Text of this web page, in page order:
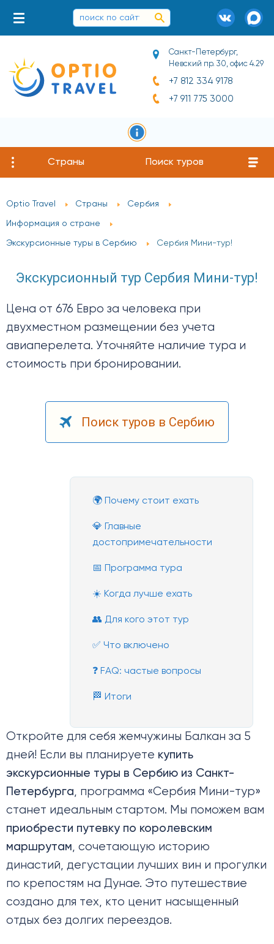
Санкт-Петербург,
Невский пр. 30, офис 4.29
+7 812 334 9178
+7 911 775 3000
Страны Поиск туров
Optio Travel Страны Сербия
Информация о стране
Экскурсионные туры в Сербию Сербия Мини-тур!
Экскурсионный тур Сербия Мини-тур!
Цена от 676 Евро за человека при
двухместном размещении без учета
авиаперелета. Уточняйте наличие тура и
стоимость при бронировании.
Поиск туров в Сербию
🌍 Почему стоит ехать
💎 Главные
достопримечательности
📅 Программа тура
☀️ Когда лучше ехать
👥 Для кого этот тур
✅ Что включено
❓ FAQ: частые вопросы
🏁 Итоги
Откройте для себя жемчужины Балкан за 5
дней! Если вы планируете купить
экскурсионные туры в Сербию из Санкт-
Петербурга, программа «Сербия Мини-тур»
станет идеальным стартом. Мы поможем вам
приобрести путевку по королевским
маршрутам, сочетающую историю
династий, дегустации лучших вин и прогулки
по крепостям на Дунае. Это путешествие
создано для тех, кто ценит насыщенный
отдых без долгих переездов.